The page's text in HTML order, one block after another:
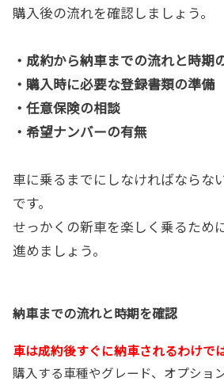
購入後の流れを確認しましょう。
・成約から納車までの流れと時期
・購入時に必要な登録書類の準備
・任意保険の相談
・希望ナンバーの有無
車に乗るまでにしなければならな
です。
せっかくの新車を楽しく乗るため
進めましょう。
納車までの流れと時期を確認
車は成約後すぐに納車されるわけで
購入する車種やグレード、オプショ